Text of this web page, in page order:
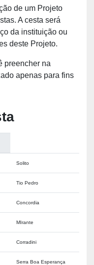
de um Projeto
A cesta será
da instituição ou
deste Projeto.
preencher na
apenas para fins
Solito
Tio Pedro
Concordia
MIrante
Corradini
Serra Boa Esperança